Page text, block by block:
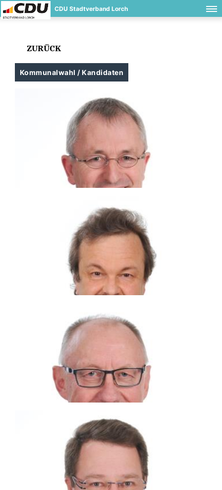
CDU Stadtverband Lorch
ZURÜCK
Kommunalwahl / Kandidaten